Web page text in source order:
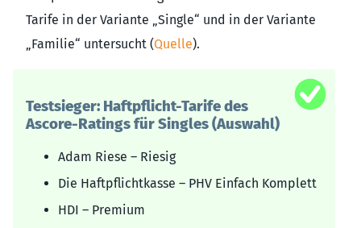
Tarife in der Variante „Single“ und in der Variante
„Familie“ untersucht (Quelle).
Testsieger: Haftpflicht-Tarife des
Ascore-Ratings für Singles (Auswahl)
Adam Riese – Riesig
Die Haftpflichtkasse – PHV Einfach Komplett
HDI – Premium